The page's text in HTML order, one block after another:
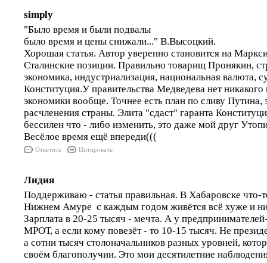
simply
"Было время и были подвалы
было время и цены снижали..." В.Высоцкий.
Хорошая статья. Автор уверенно становится на
Сталинские позиции. Правильно товарищ Пронякин,
экономика, индустриализация, национальная валюта,
Конституция.У правительства Медведева нет
экономики вообще. Точнее есть план по сливу Путина,
расчленения страны. Элита "сдаст" гаранта
бессилен что - либо изменить, это даже мой друг
Весёлое время ещё впереди(((
Ответить Цитировать
Лидия
Поддерживаю - статья правильная. В Хабаровске что-
Нижнем Амуре с каждым годом живётся всё хуже и
Зарплата в 20-25 тысяч - мечта. А у
МРОТ, а если кому повезёт - то 10-15 тысяч. Не
а сотни тысяч столоначальников разных уровней,
своём благополучии. Это мои десятилетние